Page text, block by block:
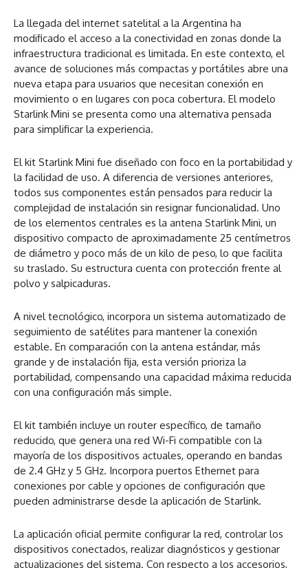
La llegada del internet satelital a la Argentina ha
modificado el acceso a la conectividad en zonas donde la
infraestructura tradicional es limitada. En este contexto, el
avance de soluciones más compactas y portátiles abre una
nueva etapa para usuarios que necesitan conexión en
movimiento o en lugares con poca cobertura. El modelo
Starlink Mini se presenta como una alternativa pensada
para simplificar la experiencia.
El kit Starlink Mini fue diseñado con foco en la portabilidad y
la facilidad de uso. A diferencia de versiones anteriores,
todos sus componentes están pensados para reducir la
complejidad de instalación sin resignar funcionalidad. Uno
de los elementos centrales es la antena Starlink Mini, un
dispositivo compacto de aproximadamente 25 centímetros
de diámetro y poco más de un kilo de peso, lo que facilita
su traslado. Su estructura cuenta con protección frente al
polvo y salpicaduras.
A nivel tecnológico, incorpora un sistema automatizado de
seguimiento de satélites para mantener la conexión
estable. En comparación con la antena estándar, más
grande y de instalación fija, esta versión prioriza la
portabilidad, compensando una capacidad máxima reducida
con una configuración más simple.
El kit también incluye un router específico, de tamaño
reducido, que genera una red Wi-Fi compatible con la
mayoría de los dispositivos actuales, operando en bandas
de 2.4 GHz y 5 GHz. Incorpora puertos Ethernet para
conexiones por cable y opciones de configuración que
pueden administrarse desde la aplicación de Starlink.
La aplicación oficial permite configurar la red, controlar los
dispositivos conectados, realizar diagnósticos y gestionar
actualizaciones del sistema. Con respecto a los accesorios,